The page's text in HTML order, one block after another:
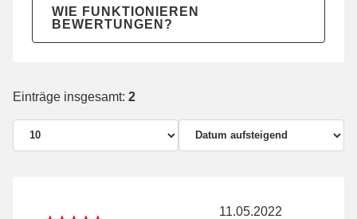
WIE FUNKTIONIEREN
BEWERTUNGEN?
Einträge insgesamt: 2
11.05.2022